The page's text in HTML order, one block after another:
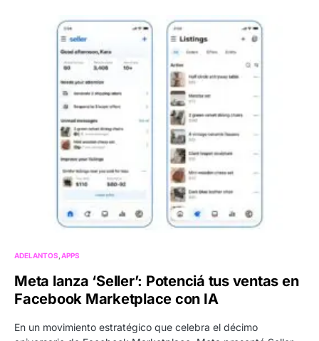
ADELANTOS APPS
Meta lanza ‘Seller’: Potenciá tus ventas en
Facebook Marketplace con IA
En un movimiento estratégico que celebra el décimo